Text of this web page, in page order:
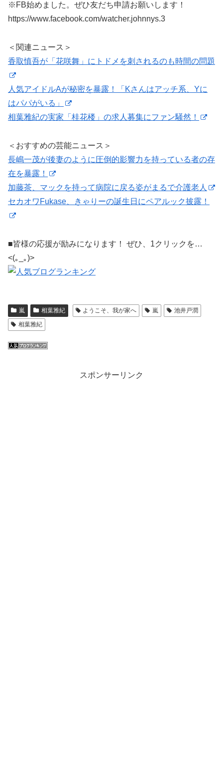
※FB始めました。ぜひ友だち申請お願いします！
https://www.facebook.com/watcher.johnnys.3
＜関連ニュース＞
香取慎吾が「花咲舞」にトドメを刺されるのも時間の問題
人気アイドルAが秘密を暴露！「Kさんはアッチ系、Yに
はパパがいる」
相葉雅紀の実家「桂花楼」の求人募集にファン騒然！
＜おすすめの芸能ニュース＞
長嶋一茂が後妻のように圧倒的影響力を持っている者の存
在を暴露！
加藤茶、マックを持って病院に戻る姿がまるで介護老人
セカオワFukase、きゃりーの誕生日にペアルック披露！
■皆様の応援が励みになります！ ぜひ、1クリックを…
<(｡_｡)>
嵐 相葉雅紀 ようこそ、我が家へ 嵐
池井戸潤
相葉雅紀
スポンサーリンク